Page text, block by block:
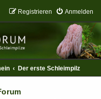
Anmelden
Registrieren
Der erste Schleimpilz